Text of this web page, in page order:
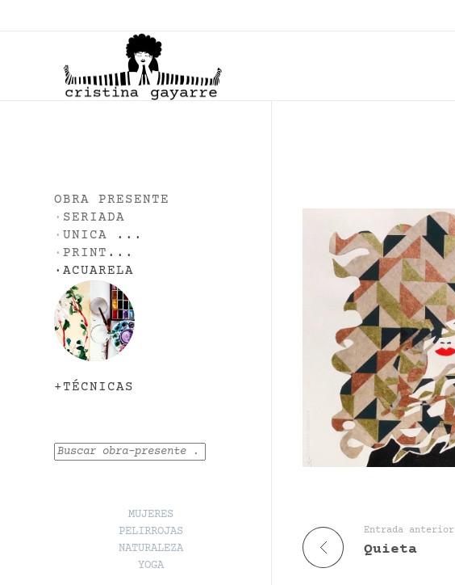
Entrada anterior
Quieta
OBRA PRESENTE
· SERIADA
· UNICA ...
· PRINT ...
· ACUARELA
+TÉCNICAS
Buscar
MUJERES
PELIRROJAS
NATURALEZA
YOGA